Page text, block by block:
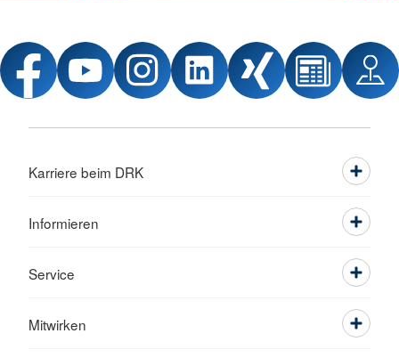
Karriere beim DRK
Informieren
Service
Mitwirken